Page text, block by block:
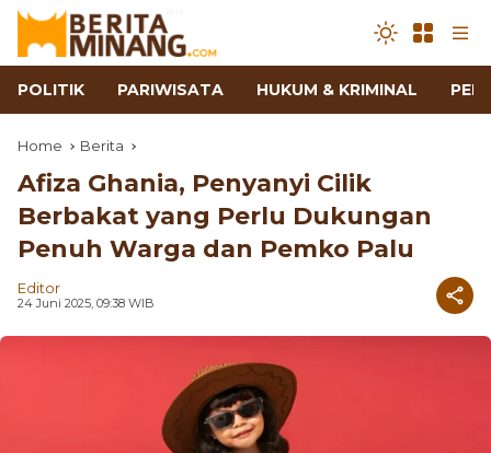
POLITIK PARIWISATA HUKUM & KRIMINAL
Home Berita
Afiza Ghania, Penyanyi Cilik
Berbakat yang Perlu Dukungan
Penuh Warga dan Pemko Palu
Editor
24 Juni 2025, 09:38 WIB